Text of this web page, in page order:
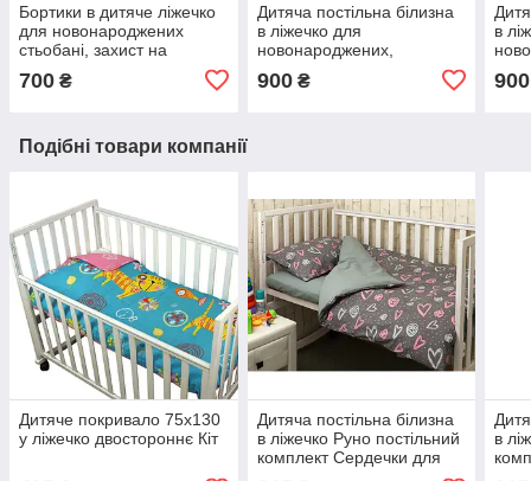
Бортики в дитяче ліжечко
для новонароджених
стьобані, захист на
ліжечко, захисний бампер
Звірята сірі
700 ₴
Дитяча постільна білизна
в ліжечко для
новонароджених,
комплект в дитяче ліжечко
для новонароджених
900₴
в
для
900
Подібні товари компанії
Дитяче покривало 75х130
у ліжечко двостороннє Кіт
Дитяча постільна білизна
в ліжечко Руно постільний
комплект Сердечки для
немовлят
в